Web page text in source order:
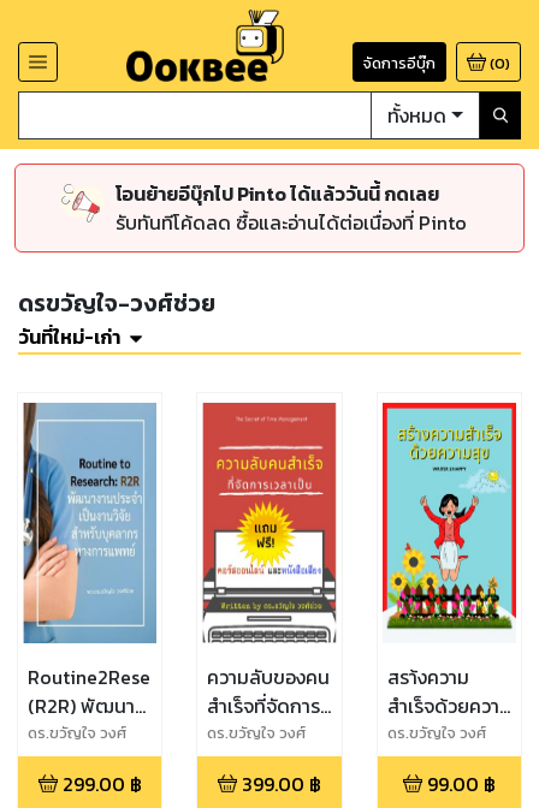
จัดการอีบุ๊ก (0)
ทั้งหมด
โอนย้ายอีบุ๊กไป Pinto ได้แล้ววันนี้ กดเลย
รับทันทีโค้ดลด ซื้อและอ่านได้ต่อเนื่องที่ Pinto
ดรขวัญใจ-วงศ์ช่วย
วันที่ใหม่-เก่า
Routine2Research
(R2R) พัฒนา
งานประจำเป็น
งานวิจัย สำหรับ
บุคลากร
ดร.ขวัญใจ วงศ์
ช่วย
299.00 ฿
ความลับของคน
สำเร็จที่จัดการ
เวลาเป็น
ดร.ขวัญใจ วงศ์
ช่วย
399.00 ฿
สรา้งความ
สำเร็จด้วยความ
สุข
ดร.ขวัญใจ วงศ์
ช่วย
99.00 ฿